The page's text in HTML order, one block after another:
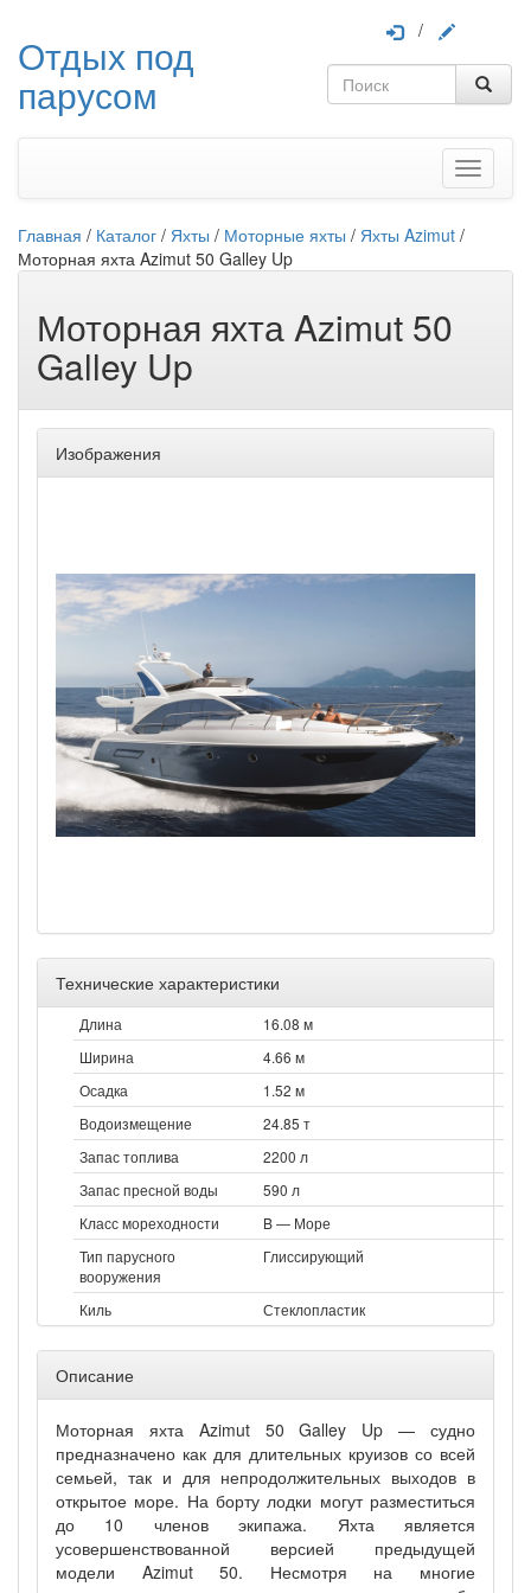
Отдых под
парусом
/
Меню
Главная / Каталог / Яхты / Моторные яхты / Яхты Azimut /
Моторная яхта Azimut 50 Galley Up
Моторная яхта Azimut 50
Galley Up
Изображения
Технические характеристики
Длина
16.08 м
Ширина
4.66 м
Осадка
1.52 м
Водоизмещение
24.85 т
Запас топлива
2200 л
Запас пресной воды
590 л
Класс мореходности
B — Море
Тип парусного
вооружения
Глиссирующий
Киль Стеклопластик
Описание
Моторная яхта Azimut 50 Galley Up — судно
предназначено как для длительных круизов со всей
семьей, так и для непродолжительных выходов в
открытое море. На борту лодки могут разместиться
до 10 членов экипажа. Яхта является
усовершенствованной версией предыдущей
модели Azimut 50. Несмотря на многие